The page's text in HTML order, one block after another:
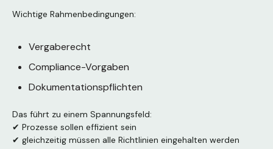
Wichtige Rahmenbedingungen:
Vergaberecht
Compliance-Vorgaben
Dokumentationspflichten
Das führt zu einem Spannungsfeld:
✔ Prozesse sollen effizient sein
✔ gleichzeitig müssen alle Richtlinien eingehalten werden